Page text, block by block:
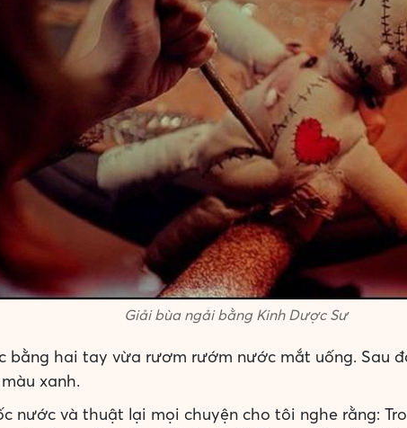
Giải bùa ngải bằng Kinh Dược Sư
bằng hai tay vừa rươm rướm nước mắt uống. Sau
xanh.
nước và thuật lại mọi chuyện cho tôi nghe rằng: